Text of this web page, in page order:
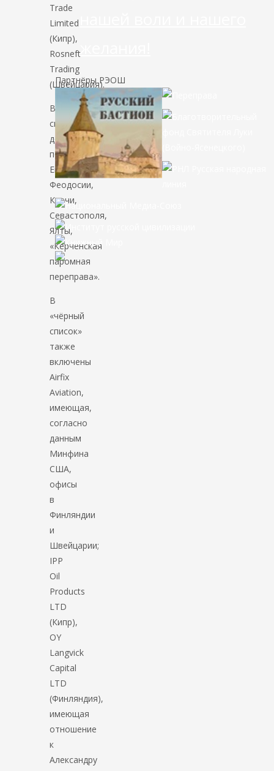
Trade
Limited
(Кипр),
Rosneft
Trading
(Швейцария).
В
список
добавлены
порты
Евпатории,
Феодосии,
Керчи,
Севастополя,
Ялты,
«Керченская
паромная
переправа».
В
«чёрный
список»
также
включены
Airfix
Aviation,
имеющая,
согласно
данным
Минфина
США,
офисы
в
Финляндии
и
Швейцарии;
IPP
Oil
Products
LTD
(Кипр),
OY
Langvick
Capital
LTD
(Финляндия),
имеющая
отношение
к
Александру
желания!
Партнёры РЭОШ